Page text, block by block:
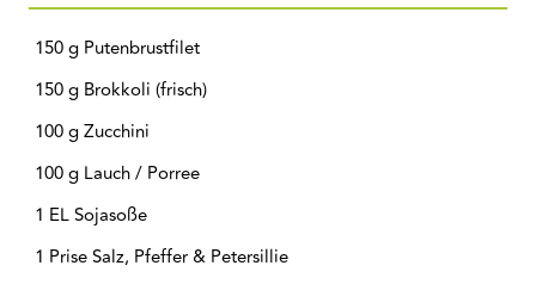
150 g Putenbrustfilet
150 g Brokkoli (frisch)
100 g Zucchini
100 g Lauch / Porree
1 EL Sojasoße
1 Prise Salz, Pfeffer & Petersillie